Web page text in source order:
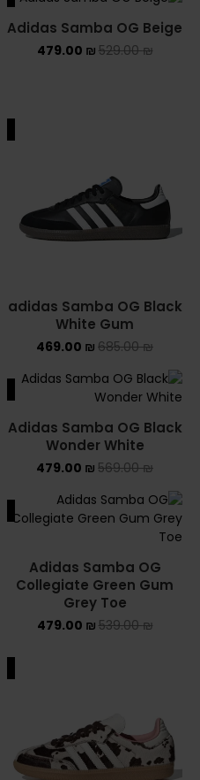
Converse Chuck Taylor All Star
NEW BALANCE KIDS
NIKE DUNK KIDS
NIKE
NIKE AIR FORCE 1
NIKE AIR FORCE 1 SHADOW
NIKE COLLECTION
NIKE DUNK
NIKE SACAI
NIKE AIR VAPORMAX
PUMA X FENTY
Uncategorized
Adidas Samba OG Beige
529.00₪
479.00 ₪
adidas Samba OG Black
White Gum
685.00₪
469.00 ₪
Adidas Samba OG Black
Wonder White
569.00₪
479.00 ₪
Adidas Samba OG
Collegiate Green Gum
Grey Toe
539.00₪
479.00 ₪